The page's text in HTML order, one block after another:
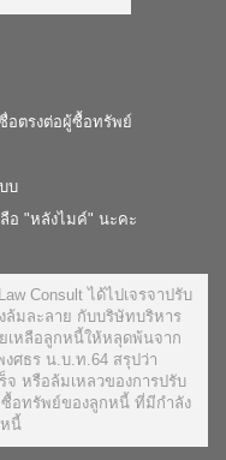
ตรงต่อผู้ซื้อทรัพย์
บ
อ "หลังไมค์" นะคะ
Consult ได้ไปเจรจาปรับ
มละลาย กับบริษัทบริหาร
เหลือลูกหนี้ให้หลุดพ้นจาก
ธร น.บ.ท.64 สรุปว่า
หรือล้มเหลวของการปรับ
อทรัพย์ของลูกหนี้ ที่มีกำลัง
หนี้